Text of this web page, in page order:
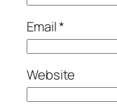
Email*
Website